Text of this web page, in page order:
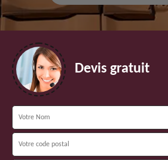
Devis gratuit